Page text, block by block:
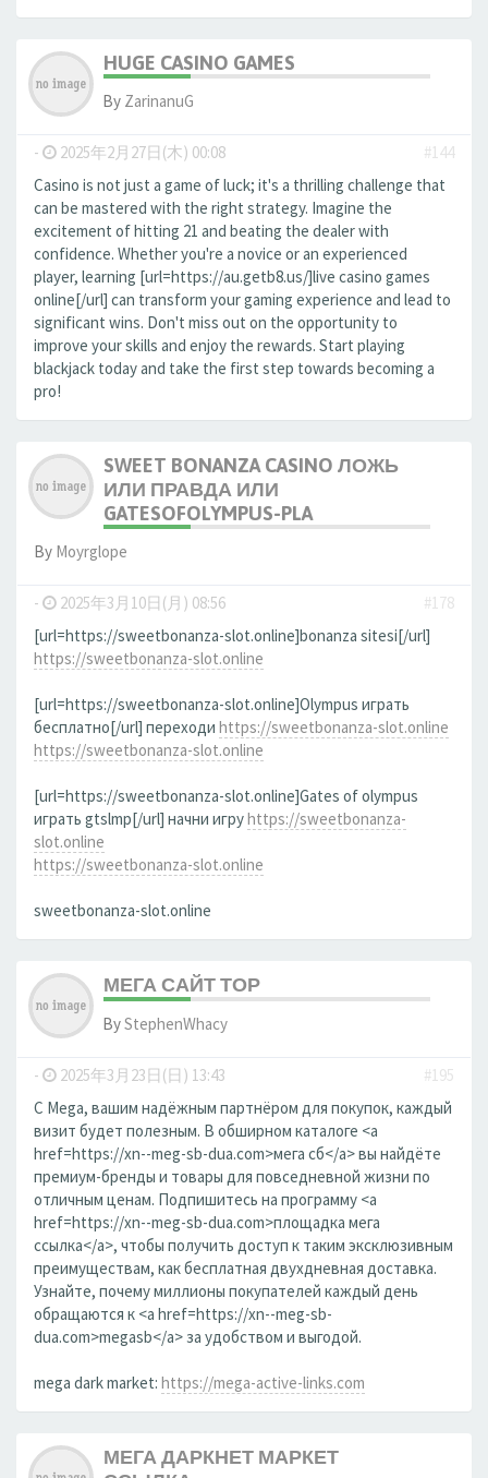
HUGE CASINO GAMES
By ZarinanuG
- 2025年2月27日(木) 00:08
#144
Casino is not just a game of luck; it's a thrilling challenge that
can be mastered with the right strategy. Imagine the
excitement of hitting 21 and beating the dealer with
confidence. Whether you're a novice or an experienced
player, learning [url=https://au.getb8.us/]live casino games
online[/url] can transform your gaming experience and lead to
significant wins. Don't miss out on the opportunity to
improve your skills and enjoy the rewards. Start playing
blackjack today and take the first step towards becoming a
pro!
SWEET BONANZA CASINO ЛОЖЬ
ИЛИ ПРАВДА ИЛИ
GATESOFOLYMPUS-PLA
By Moуrglope
- 2025年3月10日(月) 08:56
#178
[url=https://sweetbonanza-slot.online]bonanza sitesi[/url]
https://sweetbonanza-slot.online
[url=https://sweetbonanza-slot.online]Olympus играть
бесплатно[/url] переходи https://sweetbonanza-slot.online
https://sweetbonanza-slot.online
[url=https://sweetbonanza-slot.online]Gates of olympus
играть gtslmp[/url] начни игруhttps://sweetbonanza-
slot.online
https://sweetbonanza-slot.online
sweetbonanza-slot.online
МЕГА САЙТ ТОР
ByStephenWhacy
- 2025年3月23日(日) 13:43
#195
С Mega, вашим надёжным партнёром для покупок, каждый
визит будет полезным. В обширном каталоге <a
href=https://xn--meg-sb-dua.com>мега сб</a> вы найдёте
премиум-бренды и товары для повседневной жизни по
отличным ценам. Подпишитесь на программу <a
href=https://xn--meg-sb-dua.com>площадка мега
ссылка</a>, чтобы получить доступ к таким эксклюзивным
преимуществам, как бесплатная двухдневная доставка.
Узнайте, почему миллионы покупателей каждый день
обращаются к <a href=https://xn--meg-sb-
dua.com>megasb</a> за удобством и выгодой.
mega dark market: https://mega-active-links.com
МЕГА ДАРКНЕТ МАРКЕТ